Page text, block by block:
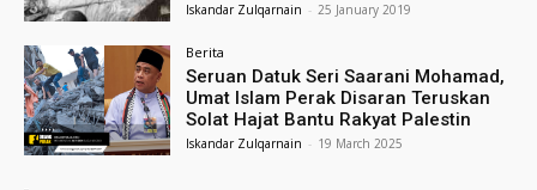
Iskandar Zulqarnain - 25 January 2019
Berita
Seruan Datuk Seri Saarani Mohamad,
Umat Islam Perak Disaran Teruskan
Solat Hajat Bantu Rakyat Palestin
Iskandar Zulqarnain - 19 March 2025